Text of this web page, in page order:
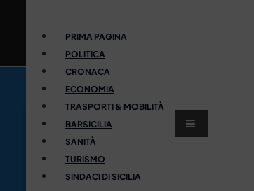
PRIMA PAGINA
POLITICA
CRONACA
ECONOMIA
TRASPORTI & MOBILITÀ
BARSICILIA
SANITÀ
TURISMO
SINDACI DI SICILIA